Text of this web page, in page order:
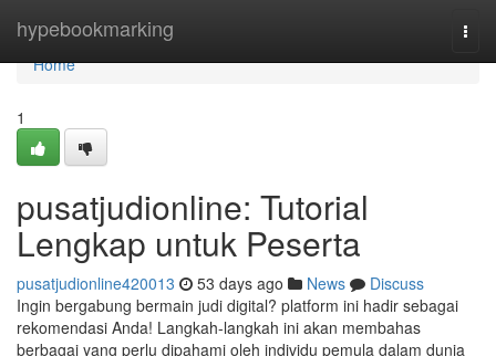
hypebookmarking
Home
Home
1
pusatjudionline: Tutorial
Lengkap untuk Peserta
pusatjudionline420013 53 days ago News
Discuss
Ingin bergabung bermain judi digital? platform ini hadir sebagai
rekomendasi Anda! Langkah-langkah ini akan membahas
berbagai yang perlu dipahami oleh individu pemula dalam dunia